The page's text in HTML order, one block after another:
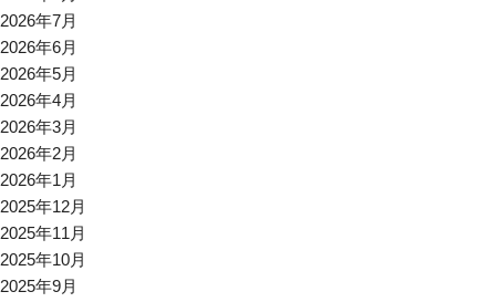
2026年7月
2026年6月
2026年5月
2026年4月
2026年3月
2026年2月
2026年1月
2025年12月
2025年11月
2025年10月
2025年9月